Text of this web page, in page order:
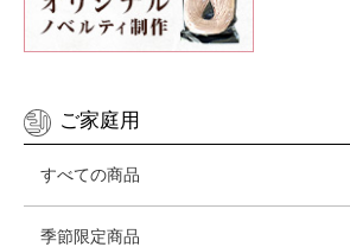
ご家庭用
すべての商品
季節限定商品